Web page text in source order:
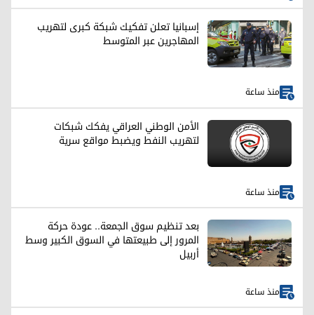
إسبانيا تعلن تفكيك شبكة كبرى لتهريب
المهاجرين عبر المتوسط
منذ ساعة
الأمن الوطني العراقي يفكك شبكات
لتهريب النفط ويضبط مواقع سرية
منذ ساعة
بعد تنظيم سوق الجمعة.. عودة حركة
المرور إلى طبيعتها في السوق الكبير وسط
أربيل
منذ ساعة